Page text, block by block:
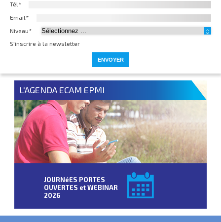
Tél*
Email*
Niveau*
S'inscrire à la newsletter
L'AGENDA ECAM EPMI
JOURNéES PORTES
OUVERTES et WEBINAR
2026